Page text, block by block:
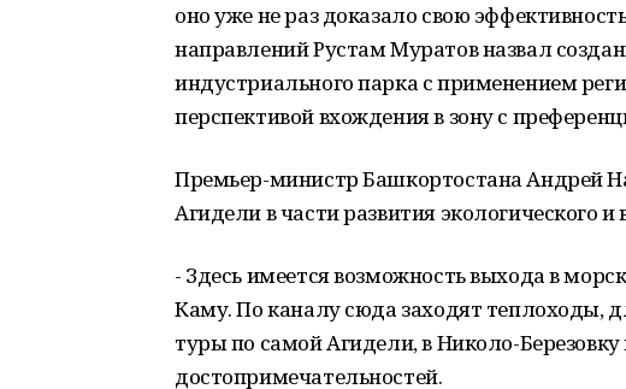
оно уже не раз доказало свою
направлений Рустам Муратов назвал
индустриального парка с применением
перспективой вхождения в зону с
Премьер-министр Башкортостана Андрей
Агидели в части развития экологического и
- Здесь имеется возможность выхода в
Каму. По каналу сюда заходят теплоходы,
туры по самой Агидели, в Николо-
достопримечательностей.